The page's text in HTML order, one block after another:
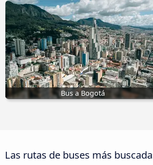
Bus a Bogotá
Las rutas de buses más